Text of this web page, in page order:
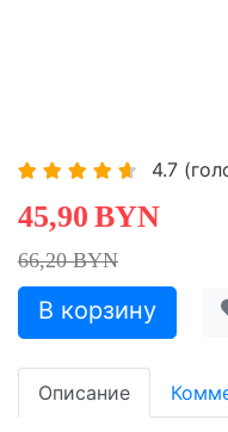
4.7
45,90 BYN
66,20 BYN
Описание